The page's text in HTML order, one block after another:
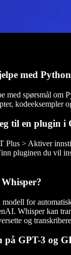
med
med spørsmål om
kodeeksempler
til en plugin i
Plus > Aktiver
pluginen du vil
modell for
Whisper kan
og
på GPT-3 og